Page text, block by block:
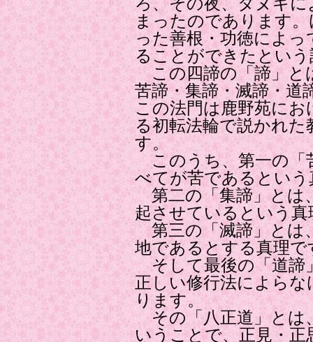
まったのであります
った善根・功徳によ
ることができたとい
この四諦の「諦」と
苦諦・集諦・滅諦・道
この法門は鹿野苑に
る初転法輪で説かれ
す。
このうち、第一の「
べてが苦であるとい
第二の「集諦」とは
起させているという真
第三の「滅諦」とは
地であるとする真理で
そして最後の「道諦
正しい修行法によら
ります。
その「八正道」とは
いうことで、正見・正